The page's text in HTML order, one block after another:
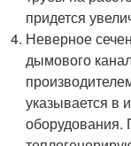
придется
Неверное
дымового
указывается в